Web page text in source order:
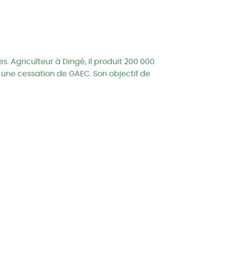
Agriculteur à Dingé, il produit 200 000
cessation de GAEC. Son objectif de